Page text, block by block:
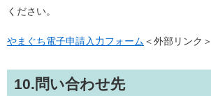
ください。
やまぐち電子申請入力フォーム ＜外部リンク＞
10.問い合わせ先